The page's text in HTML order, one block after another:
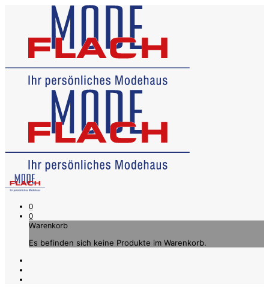
0
0
Warenkorb
Es befinden sich keine Produkte im Warenkorb.